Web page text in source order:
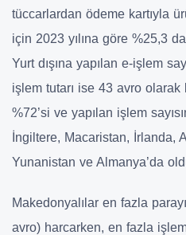
tüccarlardan ödeme kartıyla
için 2023 yılına göre %25,3
Yurt dışına yapılan e-işlem
işlem tutarı ise 43 avro olarak
%72’si ve yapılan işlem
İngiltere, Macaristan, İrlanda,
Yunanistan ve Almanya’da
Makedonyalılar en fazla
avro) harcarken, en fazla